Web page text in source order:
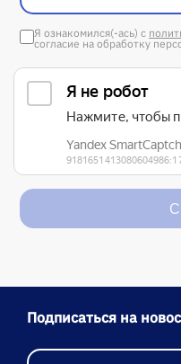
Я ознакомился(-ась) с
согласие на обработку
Подписаться на